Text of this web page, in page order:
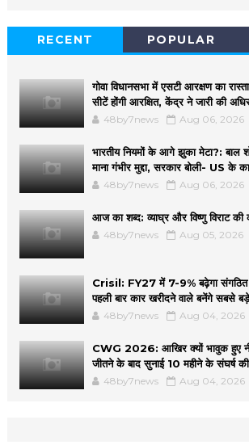
RECENT POPULAR
गोवा विधानसभा में एसटी आरक्षण का
सीटें होंगी आरक्षित, केंद्र ने जारी की
48by7news Aug 06, 2026
भारतीय नियमों के आगे झुका मेटा?: बाल
माना गंभीर मुद्दा, सरकार बोली- US के
48by7news Aug 06, 2026
आज का शब्द: व्याघ्र और विष्णु विराट की
48by7news Aug 05, 2026
Crisil: FY27 में 7-9% बढ़ेगा संगठित
पहली बार कार खरीदने वाले बनेंगे सबसे
48by7news Aug 04, 2026
CWG 2026: आखिर क्यों भावुक हुए
जीतने के बाद सुनाई 10 महीने के संघर्ष की
48by7news Aug 04, 2026